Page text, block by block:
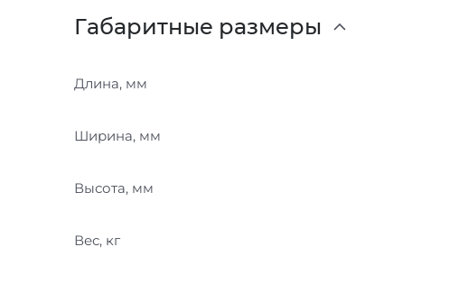
Габаритные размеры
Длина, мм
Ширина, мм
Высота, мм
Вес, кг